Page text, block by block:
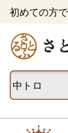
初めての方